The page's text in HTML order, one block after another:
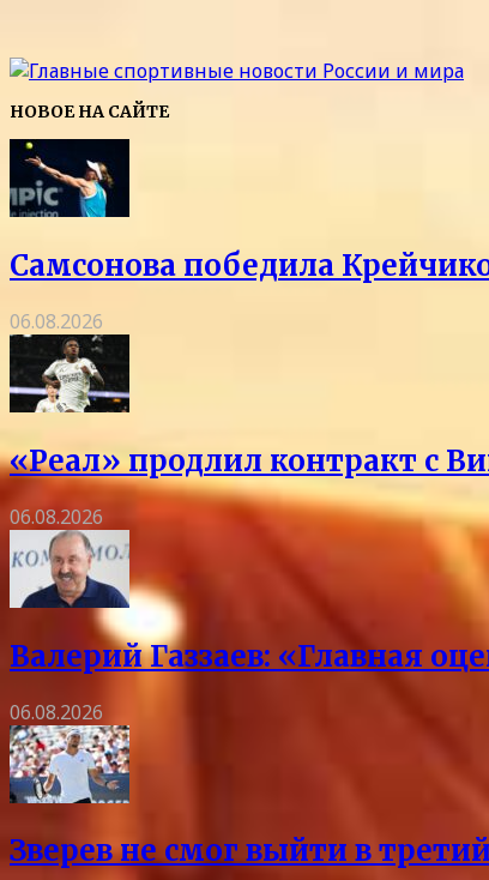
НОВОЕ НА САЙТЕ
Самсонова победила
06.08.2026
«Реал» продлил контракт с
06.08.2026
Валерий Газзаев: «Главная
06.08.2026
Зверев не смог выйти в